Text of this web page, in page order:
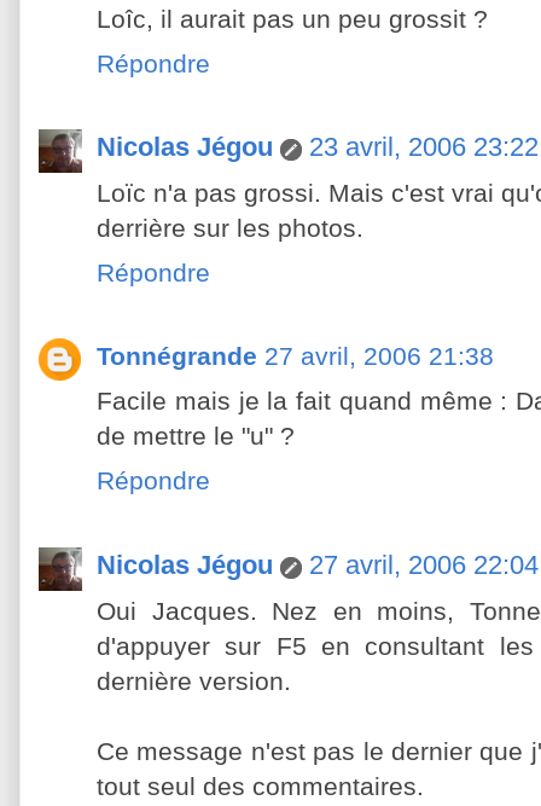
Loîc, il aurait pas un peu grossit ?
Répondre
Nicolas Jégou 23 avril, 2006 23:22
Loïc n'a pas grossi. Mais c'est vrai
derrière sur les photos.
Répondre
Tonnégrande 27 avril, 2006 21:38
Facile mais je la fait quand même :
de mettre le "u" ?
Répondre
Nicolas Jégou 27 avril, 2006 22:04
Oui Jacques. Nez en moins,
d'appuyer sur F5 en consultant
dernière version.
Ce message n'est pas le dernier que
tout seul des commentaires.